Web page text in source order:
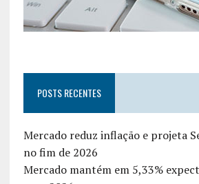
POSTS RECENTES
Mercado reduz inflação e projeta
no fim de 2026
Mercado mantém em 5,33%